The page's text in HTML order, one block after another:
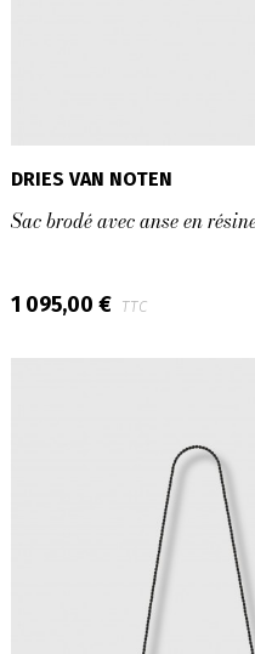
DRIES VAN NOTEN
Sac brodé avec anse en
1 095,00 € TTC